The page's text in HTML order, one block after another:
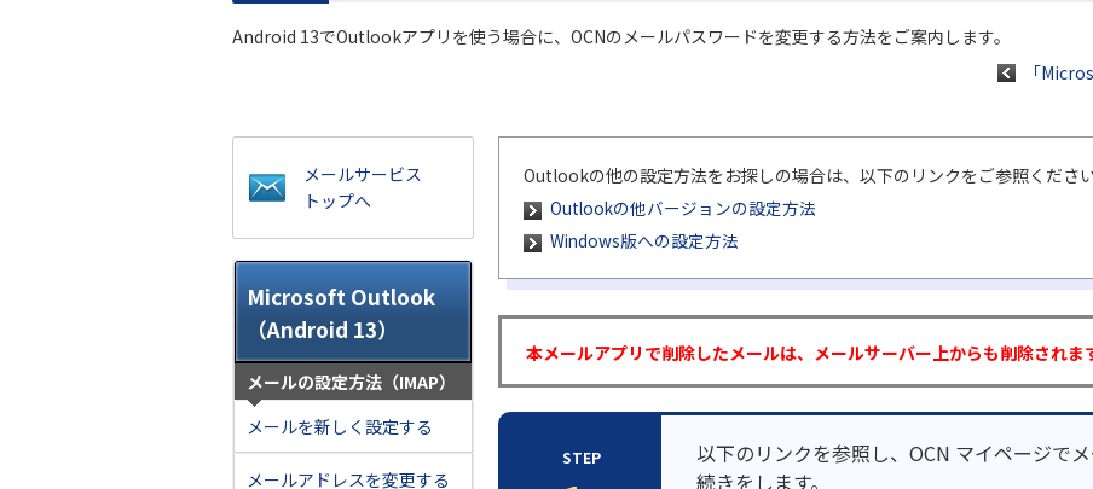
Android 13でOutlookアプリを使う場合に、OCNのメールパスワードを変更する方法をご案内します。
「
メールサービス
トップへ
Microsoft Outlook
（Android 13）
メールの設定方法（IMAP）
メールを新しく設定する
メールアドレスを変更する
Outlookの他の設定方法をお探しの場合は、以下のリンクをご参照ください
Outlookの他バージョンの設定方法
Windows版への設定方法
本メールアプリで削除したメールは、メールサーバー上からも削除されま
STEP
以下のリンクを参照し、OCN マイページで
続きをします。